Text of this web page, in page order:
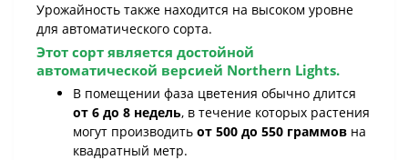
Урожайность также находится на высоком уровне
для автоматического сорта.
Этот сорт является достойной
автоматической версией Northern Lights.
В помещении фаза цветения обычно длится
от 6 до 8 недель, в течение которых растения
могут производить от 500 до 550 граммов на
квадратный метр.